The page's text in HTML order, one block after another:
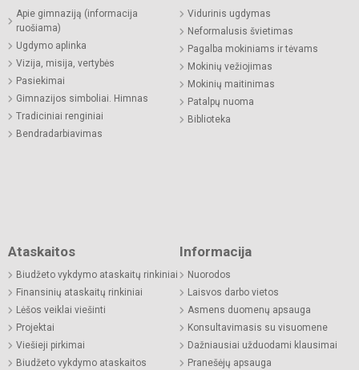
Apie gimnaziją (informacija
ruošiama)
Ugdymo aplinka
Vizija, misija, vertybės
Pasiekimai
Gimnazijos simboliai. Himnas
Tradiciniai renginiai
Bendradarbiavimas
Vidurinis ugdymas
Neformalusis švietimas
Pagalba mokiniams ir tėvams
Mokinių vežiojimas
Mokinių maitinimas
Patalpų nuoma
Biblioteka
Ataskaitos
Biudžeto vykdymo ataskaitų rinkiniai
Finansinių ataskaitų rinkiniai
Lėšos veiklai viešinti
Projektai
Viešieji pirkimai
Biudžeto vykdymo ataskaitos
Informacija
Nuorodos
Laisvos darbo vietos
Asmens duomenų apsauga
Konsultavimasis su visuomene
Dažniausiai užduodami klausimai
Pranešėjų apsauga